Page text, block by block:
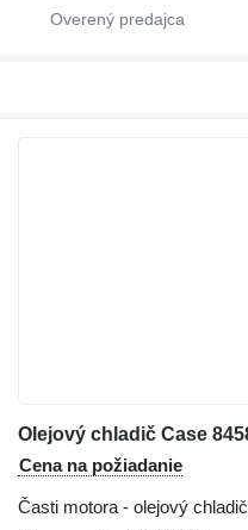
Cena na požiadanie
Časti motora - olejový chladič